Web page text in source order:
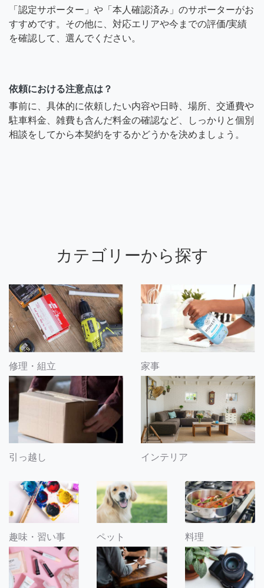
「認定サポーター」や「本人確認済み」のサポーターがお
すすめです。その他に、対応エリアや今までの評価/実績
を確認して、選んでください。
依頼における注意点は？
事前に、具体的に依頼したい内容や日時、場所、交通費や
駐車料金、雑費も含んだ料金の確認など、しっかりと個別
相談をしてから本契約をするかどうかを決めましょう。
カテゴリーから探す
修理・組立 家事
引っ越し インテリア
趣味・習い事 ペット 料理